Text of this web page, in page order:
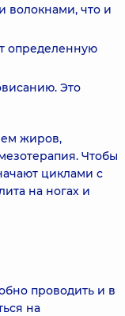
волокнами, что и
определенную
Это
жиров,
Чтобы
циклами с
на ногах и
проводить и в
на